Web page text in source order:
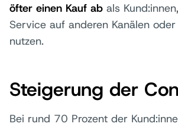
öfter einen Kauf ab als
Service auf anderen Kanälen
nutzen.
Steigerung der
Bei rund 70 Prozent der